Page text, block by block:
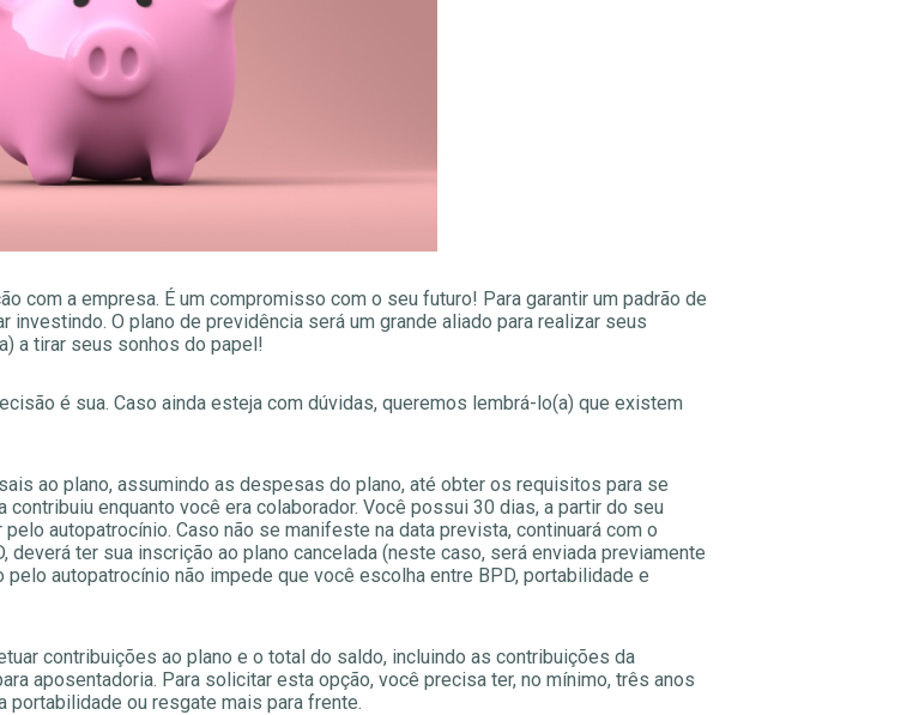
com a empresa. É um compromisso com o seu futuro! Para garantir um padrão de
O plano de previdência será um grande aliado para realizar seus
a tirar seus sonhos do papel!
é sua. Caso ainda esteja com dúvidas, queremos lembrá-lo(a) que existem
ao plano, assumindo as despesas do plano, até obter os requisitos para se
enquanto você era colaborador. Você possui 30 dias, a partir do seu
autopatrocínio. Caso não se manifeste na data prevista, continuará com o
ter sua inscrição ao plano cancelada (neste caso, será enviada previamente
autopatrocínio não impede que você escolha entre BPD, portabilidade e
contribuições ao plano e o total do saldo, incluindo as contribuições da
aposentadoria. Para solicitar esta opção, você precisa ter, no mínimo, três anos
portabilidade ou resgate mais para frente.